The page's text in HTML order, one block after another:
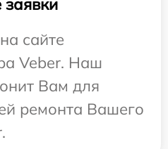
сайте
Veber. Наш
Вам для
ремонта Вашего